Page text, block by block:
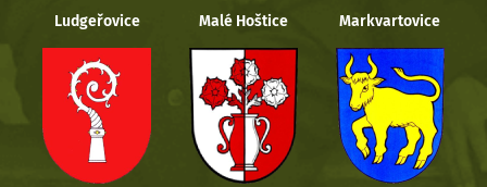
Ludgeřovice Malé Hoštice Markvartovice